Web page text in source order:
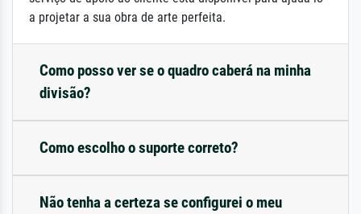
a projetar a sua obra de arte perfeita.
Como posso ver se o quadro caberá na minha
divisão?
Como escolho o suporte correto?
Não tenha a certeza se configurei o meu